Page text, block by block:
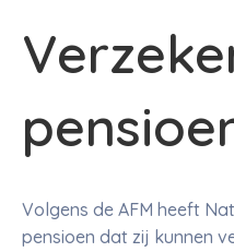
Volgens de AFM heeft
pensioen dat zij kunnen